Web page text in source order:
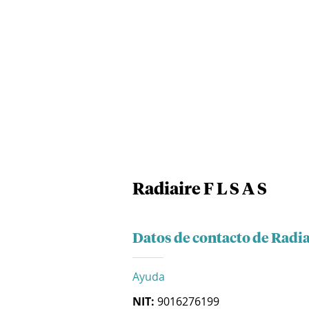
Radiaire F L S A S
Datos de contacto de
Ayuda
NIT: 9016276199